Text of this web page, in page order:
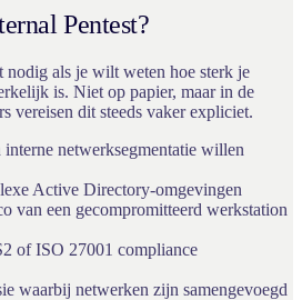
Pentest?
nodig als je wilt weten hoe sterk je
is. Niet op papier, maar in de
vereisen dit steeds vaker expliciet.
interne netwerksegmentatie willen
Active Directory-omgevingen
van een gecompromitteerd werkstation
of ISO 27001 compliance
waarbij netwerken zijn samengevoegd